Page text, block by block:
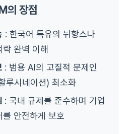
의 장점
: 한국어 특유의 뉘항스나
락 완벽 이해
: 범용 AI의 고질적 문제인
루시네이션) 최소화
: 국내 규제를 준수하며 기업
를 안전하게 보호